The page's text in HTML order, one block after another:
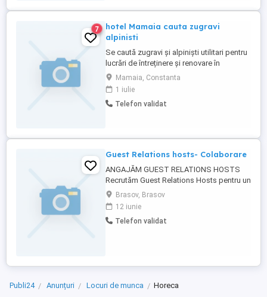
cât și în perioade ...
7
hotel Mamaia cauta zugravi
alpinisti
Se caută zugravi și alpiniști utilitari pentru
lucrări de întreținere și renovare în
domeniul hotelier * Experiență în domeniu
* Seriozitate și atenție la detalii *
Capacitate de lucru în echipă * Pentru
alpiniști: certificat atestat specific
Mamaia, Constanta
1 iulie
Telefon validat
Guest Relations hosts- Colaborare
ANGAJĂM GUEST RELATIONS HOSTS
Recrutăm Guest Relations Hosts pentru un
palat privat de prestigiu situat pe Coasta
de Nord a Egiptului (North Coast). Salariu:
3.500 USD pe lună Cazare asigurată
Transport asigurat Bilet de avion asigurat
Brasov, Brasov
12 iunie
Telefon validat
Publi24 Anunțuri Locuri de munca Horeca